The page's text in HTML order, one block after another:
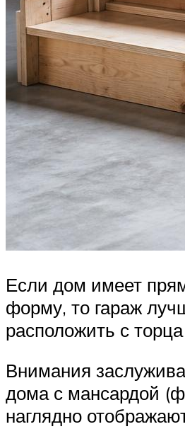
Если дом имеет
форму, то гараж
расположить с торца
Внимания
дома с мансардой
наглядно